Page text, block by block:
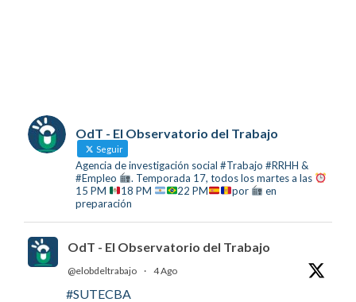
OdT - El Observatorio del Trabajo
Seguir
Agencia de investigación social #Trabajo #RRHH &
#Empleo
. Temporada 17, todos los martes a las
15 PM
18 PM 22 PM por
en
preparación
OdT - El Observatorio del Trabajo
@elobdeltrabajo · 4 Ago
#SUTECBA